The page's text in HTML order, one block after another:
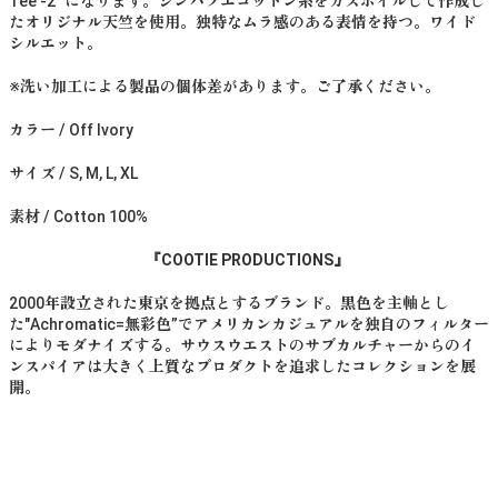
たオリジナル天竺を使用。独特なムラ感のある表情を持つ。ワイド
シルエット。
※洗い加工による製品の個体差があります。ご了承ください。
カラー / Off Ivory
サイズ / S, M, L, XL
素材 / Cotton 100%
『COOTIE PRODUCTIONS』
2000年設立された東京を拠点とするブランド。黒色を主軸とし
た"Achromatic=無彩色”でアメリカンカジュアルを独自のフィルター
によりモダナイズする。サウスウエストのサブカルチャーからのイ
ンスパイアは大きく上質なプロダクトを追求したコレクションを展
開。